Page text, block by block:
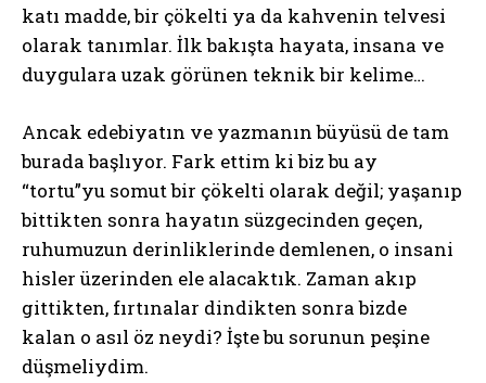
katı madde, bir çökelti ya da kahvenin telvesi
olarak tanımlar. İlk bakışta hayata, insana ve
duygulara uzak görünen teknik bir kelime…
Ancak edebiyatın ve yazmanın büyüsü de tam
burada başlıyor. Fark ettim ki biz bu ay
“tortu”yu somut bir çökelti olarak değil; yaşanıp
bittikten sonra hayatın süzgecinden geçen,
ruhumuzun derinliklerinde demlenen, o insani
hisler üzerinden ele alacaktık. Zaman akıp
gittikten, fırtınalar dindikten sonra bizde
kalan o asıl öz neydi? İşte bu sorunun peşine
düşmeliydim.